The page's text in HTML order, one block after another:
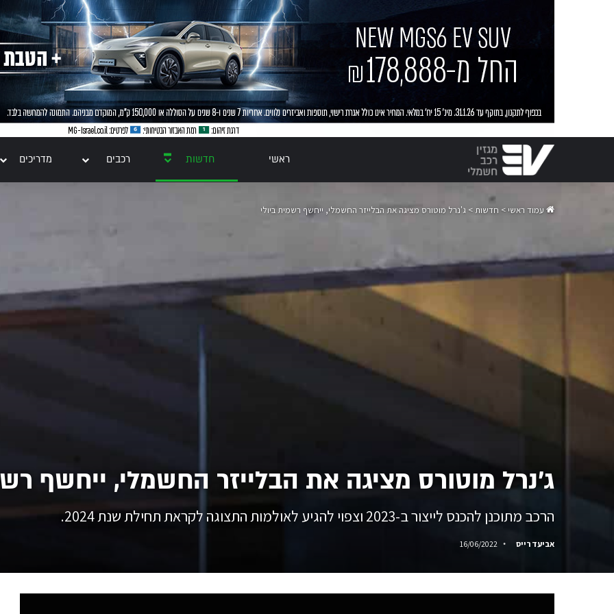
ראשי חדשות רכבים מדריכים
עמוד ראשי> חדשות > ג'נרל מוטורס מציגה את הבלייזר החשמלי, ייחשף רשמית ביולי
ג'נרל מוטורס מציגה את הבלייזר החשמלי, ייחשף
הרכב מתוכנן להכנס לייצור ב-2023 וצפוי להגיע לאולמות התצוגה לקראת תחילת שנת 2024.
אביעד רייס 16/06/2022